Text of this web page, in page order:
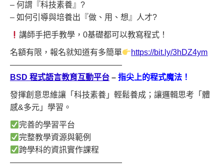
– 何謂『科技素養』?
– 如何引導與培養出『做、用、想』人才?
講師手把手教學，0基礎都可以教寫程式！
名額有限，報名就知道有多簡單
https://bit.ly/3hDZ4ym
——————————————
BSD 程式語言教育互動平台 – 指尖上的程式魔法！
發揮創意思維讓「科技素養」輕鬆養成；讓邏輯思考「體
感&多元」學習。
完善的學習平台
完整教學資源與範例
跨學科的資訊實作課程
——————————————